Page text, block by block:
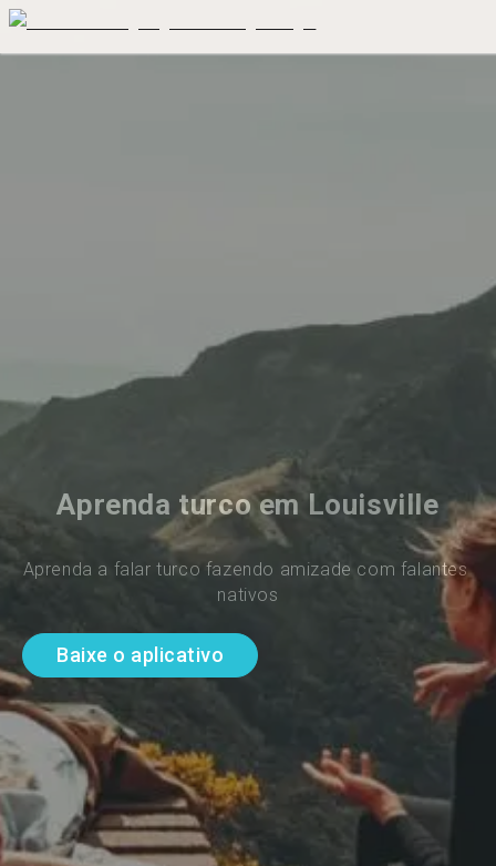
Aprenda turco em Louisville
Aprenda a falar turco fazendo amizade com falantes
nativos
Baixe o aplicativo